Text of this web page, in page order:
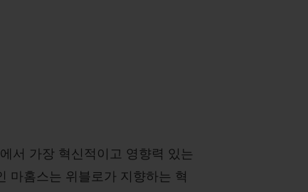
서 가장 혁신적이고 영향력 있는
마홈스는 위블로가 지향하는 혁